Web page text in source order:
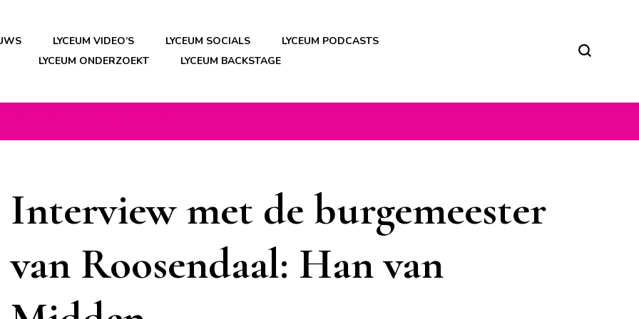
LYCEUM VIDEO’S LYCEUM SOCIALS
LYCEUM PODCASTS
LYCEUM ONDERZOEKT
LYCEUM BACKSTAGE
Interview met de burgemeester
van Roosendaal: Han van